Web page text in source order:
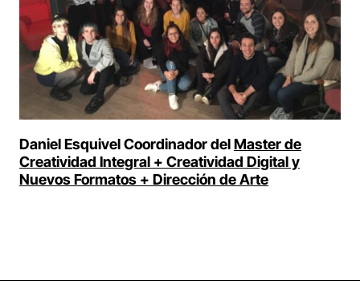
Daniel Esquivel Coordinador delMaster de
Creatividad Integral + Creatividad Digital y
Nuevos Formatos + Dirección de Arte